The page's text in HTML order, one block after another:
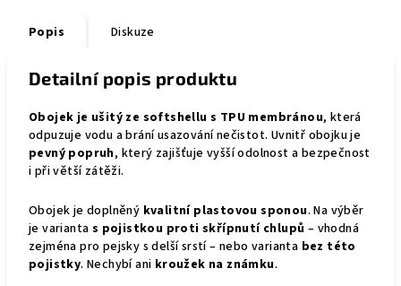
Popis Diskuze
Detailní popis produktu
Obojek je ušitý ze softshellu s TPU membránou, která
odpuzuje vodu a brání usazování nečistot. Uvnitř obojku je
pevný popruh, který zajišťuje vyšší odolnost a bezpečnost
i při větší zátěži.
Obojek je doplněný kvalitní plastovou sponou. Na výběr
je varianta s pojistkou proti skřípnutí chlupů – vhodná
zejména pro pejsky s delší srstí – nebo varianta bez této
pojistky. Nechybí ani kroužek na známku.